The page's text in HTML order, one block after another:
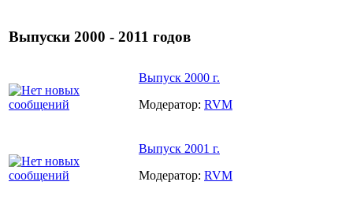
Выпуски 2000 - 2011 годов
Выпуск 2000 г.
Модератор: RVM
Выпуск 2001 г.
Модератор: RVM